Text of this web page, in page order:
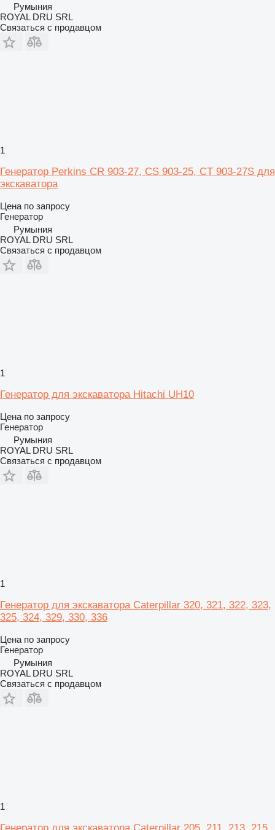
Румыния
ROYAL DRU SRL
Связаться с продавцом
1
Генератор Perkins CR 903-27, CS 903-25, CT 903-27S для
экскаватора
Цена по запросу
Генератор
Румыния
ROYAL DRU SRL
Связаться с продавцом
1
Генератор для экскаватора Hitachi UH10
Цена по запросу
Генератор
Румыния
ROYAL DRU SRL
Связаться с продавцом
1
Генератор для экскаватора Caterpillar 320, 321, 322, 323,
325, 324, 329, 330, 336
Цена по запросу
Генератор
Румыния
ROYAL DRU SRL
Связаться с продавцом
1